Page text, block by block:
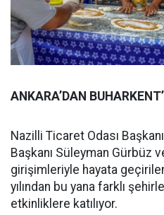
ANKARA’DAN
Nazilli Ticaret Odası
Başkanı Süleyman Gürbüz
girişimleriyle hayata
yılından bu yana farklı
etkinliklere katılıyor.